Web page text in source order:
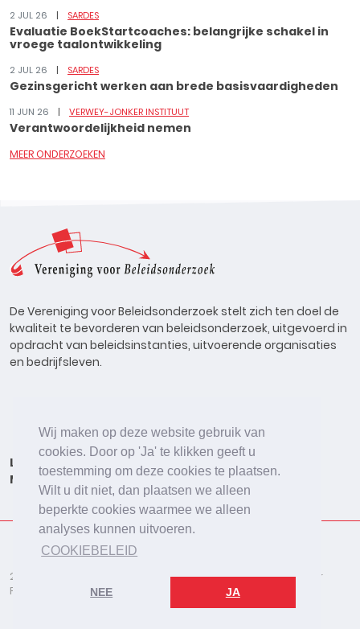
Wij maken op deze website gebruik van
cookies. Door op 'Ja' te klikken geeft u
toestemming om deze cookies te plaatsen.
Wilt u dit niet, dan plaatsen we alleen
beperkte cookies waarmee we alleen
analyses kunnen uitvoeren.
COOKIEBELEID
NEE JA
2 JUL 26 SARDES
Evaluatie BoekStartcoaches: belangrijke schakel in
vroege taalontwikkeling
2 JUL 26 SARDES
Gezinsgericht werken aan brede basisvaardigheden
11 JUN 26 VERWEY-JONKER INSTITUUT
Verantwoordelijkheid nemen
MEER ONDERZOEKEN
De Vereniging voor Beleidsonderzoek stelt zich ten doel de
kwaliteit te bevorderen van beleidsonderzoek, uitgevoerd in
opdracht van beleidsinstanties, uitvoerende organisaties
en bedrijfsleven.
Lid worden Onderzoeken Agenda
Vacatures
Meldpunt Beleidsonderzoek Online
2026 © De Vereniging voor Beleidsonderzoek
Disclaimer
Privacybeleid
Cookies